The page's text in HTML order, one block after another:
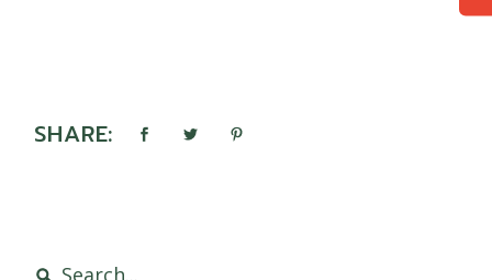
SHARE:
Search